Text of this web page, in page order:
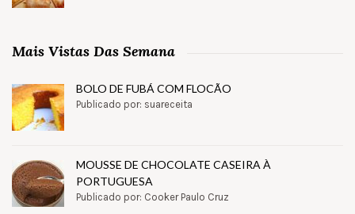
Mais Vistas Das Semana
BOLO DE FUBÁ COM FLOCÃO
Publicado por: suareceita
MOUSSE DE CHOCOLATE CASEIRA À
PORTUGUESA
Publicado por: Cooker Paulo Cruz